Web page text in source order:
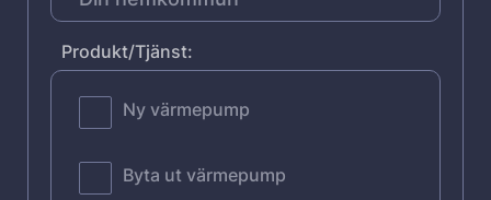
Produkt/Tjänst:
Ny värmepump
Byta ut värmepump